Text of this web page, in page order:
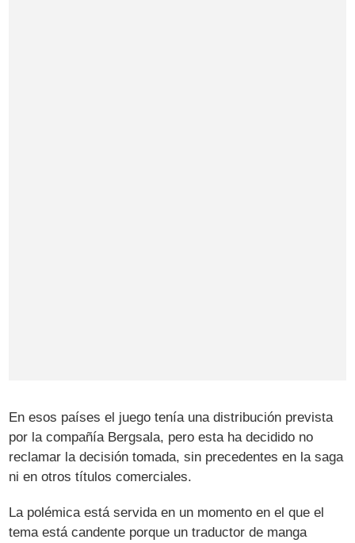
En esos países el juego tenía una distribución prevista
por la compañía Bergsala, pero esta ha decidido no
reclamar la decisión tomada, sin precedentes en la saga
ni en otros títulos comerciales.
La polémica está servida en un momento en el que el
tema está candente porque un traductor de manga